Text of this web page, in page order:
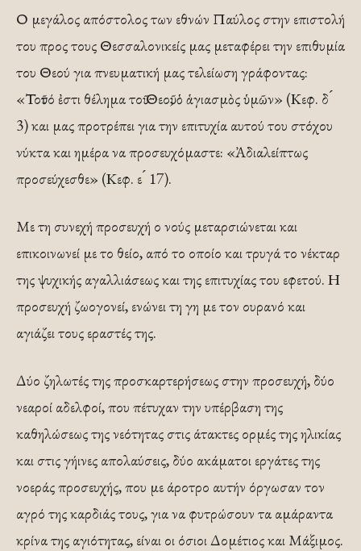
Ο μεγάλος απόστολος των εθνών Παύλος στην επιστολή
του προς τους Θεσσαλονικείς μας μεταφέρει την επιθυμία
του Θεού για πνευματική μας τελείωση γράφοντας:
«Τοῦτό ἐστι θέλημα τοῦ Θεοῦ, ὁ ἁγιασμὸς ὑμῶν» (Κεφ. δ ́
3) και μας προτρέπει για την επιτυχία αυτού του στόχου
νύκτα και ημέρα να προσευχόμαστε: «Ἀδιαλείπτως
προσεύχεσθε» (Κεφ. ε ́ 17).
Με τη συνεχή προσευχή ο νούς μεταρσιώνεται και
επικοινωνεί με το θείο, από το οποίο και τρυγά το νέκταρ
της ψυχικής αγαλλιάσεως και της επιτυχίας του εφετού. Η
προσευχή ζωογονεί, ενώνει τη γη με τον ουρανό και
αγιάζει τους εραστές της.
Δύο ζηλωτές της προσκαρτερήσεως στην προσευχή, δύο
νεαροί αδελφοί, που πέτυχαν την υπέρβαση της
καθηλώσεως της νεότητας στις άτακτες ορμές της ηλικίας
και στις γήινες απολαύσεις, δύο ακάματοι εργάτες της
νοεράς προσευχής, που με άροτρο αυτήν όργωσαν τον
αγρό της καρδιάς τους, για να φυτρώσουν τα αμάραντα
κρίνα της αγιότητας, είναι οι όσιοι Δομέτιος και Μάξιμος.